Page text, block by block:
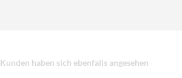
Kunden haben sich ebenfalls angesehen